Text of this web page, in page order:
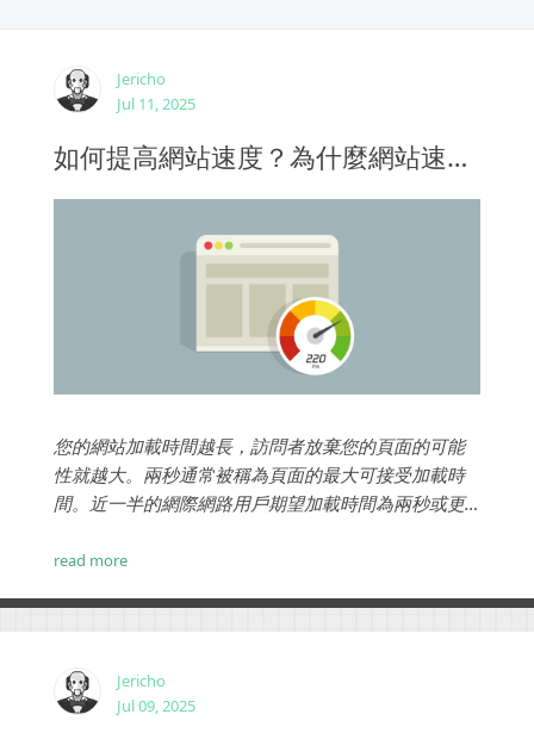
Jericho
Jul 11, 2025
如何提高網站速度？為什麼網站速度很重要？
您的網站加載時間越長，訪問者放棄您的頁面的可能
性就越大。兩秒通常被稱為頁面的最大可接受加載時
間。近一半的網際網路用戶期望加載時間為兩秒或更
開。...
read more
Jericho
Jul 09, 2025